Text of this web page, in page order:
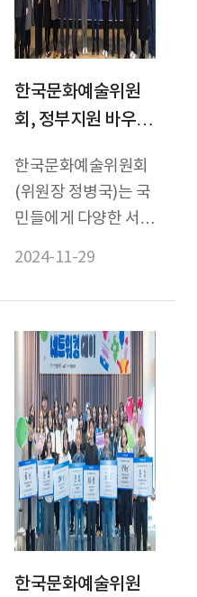
한국문화예술위원
회, 정부지원 바우처
공공바우처 운영 협
의체> 발족
한국문화예술위원회
(위원장 정병국)는 국
민들에게 다양한 서비
과 함께 11월 28일
2024-11-29
한국문화예술위원